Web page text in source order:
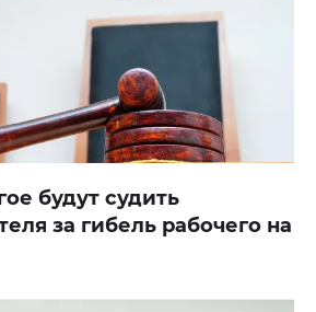
будут судить
за гибель рабочего на